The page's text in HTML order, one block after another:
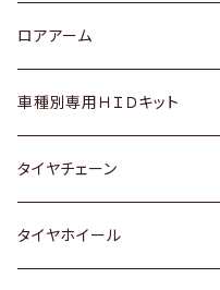
ダイハツ
マツダ
三菱
スバル
日産
ダイハツ
マツダ
三菱
スズキ
日産
いすゞ
ダイハツ
ホンダ
スズキ
日産
ダイハツ
トヨタ
ホンダ
スズキ
日産
ロアアーム
ホンダ
スズキ
日産
車種別専用ＨＩＤキット
トヨタ
マツダ
タイヤチェーン
タイヤホイール